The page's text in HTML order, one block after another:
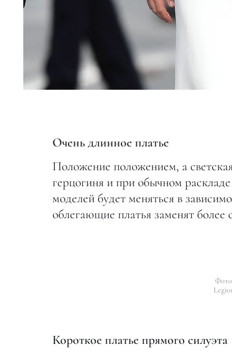
Очень длинное платье
Положение положением, а
герцогиня и при обычном
моделей будет меняться в
облегающие платья заменят более
Короткое платье прямого силуэта